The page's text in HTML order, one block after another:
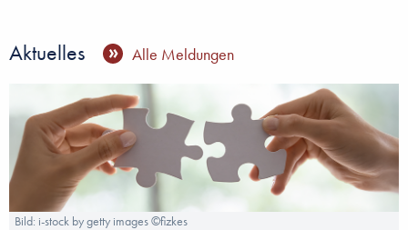
Aktuelles Alle Meldungen
Bild: i-stock by getty images ©fizkes